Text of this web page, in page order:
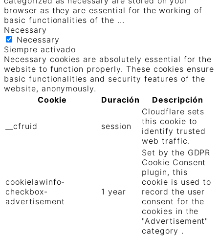
browser as they are essential for the working of
basic functionalities of the ...
Necessary
Necessary
Siempre activado
Necessary cookies are absolutely essential for the
website to function properly. These cookies ensure
basic functionalities and security features of the
website, anonymously.
Cookie
Duración Descripción
__cfruid session
Cloudflare sets
this cookie to
identify trusted
web traffic.
cookielawinfo-
checkbox-
advertisement
1 year
Set by the GDPR
Cookie Consent
plugin, this
cookie is used to
record the user
consent for the
cookies in the
"Advertisement"
category .